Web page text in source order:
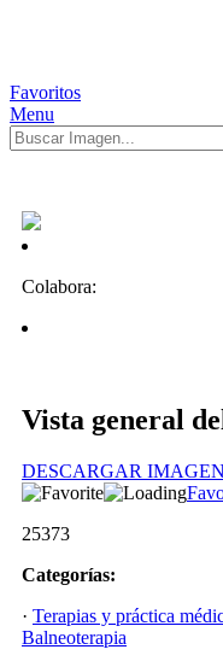
Favoritos
Menu
Colabora:
Vista general
DESCARGAR IMAGEN
25373
Categorías:
· Terapias y práctica
Balneoterapia